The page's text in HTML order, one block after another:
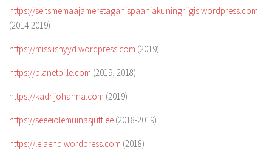
https://seitsmemaajameretagahispaaniakuningriigis.wordpress.com
(2014-2019)
https://missiisnyyd.wordpress.com (2019)
https://planetpille.com (2019, 2018)
https://kadrijohanna.com (2019)
https://seeeiolemuinasjutt.ee (2018-2019)
https://leiaend.wordpress.com (2018)